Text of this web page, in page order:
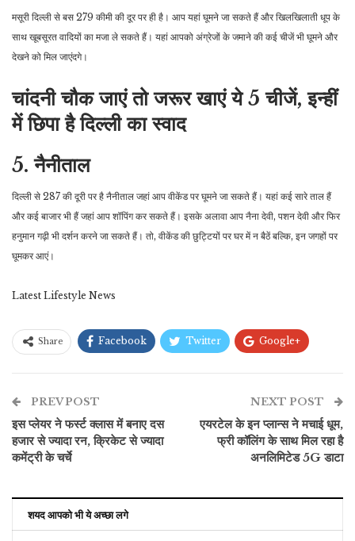
मसूरी दिल्ली से बस 279 कीमी की दूर पर ही है। आप यहां घूमने जा सकते हैं और खिलखिलाती धूप के
साथ खूबसूरत वादियों का मजा ले सकते हैं। यहां आपको अंग्रेजों के जमाने की कई चीजें भी घूमने और
देखने को मिल जाएंदगे।
चांदनी चौक जाएं तो जरूर खाएं ये 5 चीजें, इन्हीं
में छिपा है दिल्ली का स्वाद
5. नैनीताल
दिल्ली से 287 की दूरी पर है नैनीताल जहां आप वीकेंड पर घूमने जा सकते हैं। यहां कई सारे ताल हैं
और कई बाजार भी हैं जहां आप शॉपिंग कर सकते हैं। इसके अलावा आप नैना देवी, पशन देवी और फिर
हनुमान गढ़ी भी दर्शन करने जा सकते हैं। तो, वीकेंड की छुट्टियों पर घर में न बैठें बल्कि, इन जगहों पर
घूमकर आएं।
Latest Lifestyle News
Share Facebook Twitter Google+
ईमेल
PREV POST
इस प्लेयर ने फर्स्ट क्लास में बनाए दस
हजार से ज्यादा रन, क्रिकेट से ज्यादा
कमेंट्री के चर्चे
NEXT POST
एयरटेल के इन प्लान्स ने मचाई धूम,
फ्री कॉलिंग के साथ मिल रहा है
अनलिमिटेड 5G डाटा
शयद आपको भी ये अच्छा लगे